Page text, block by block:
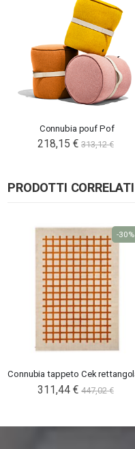
Connubia pouf Pof
218,15 € 313,12 €
PRODOTTI CORRELATI
311,44 € 447,02 €
-30%